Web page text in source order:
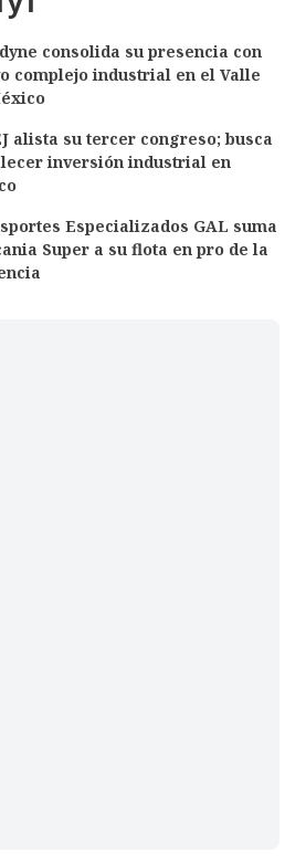
consolida su presencia con
complejo industrial en el Valle
alista su tercer congreso; busca
inversión industrial en
Especializados GAL suma
Super a su flota en pro de la